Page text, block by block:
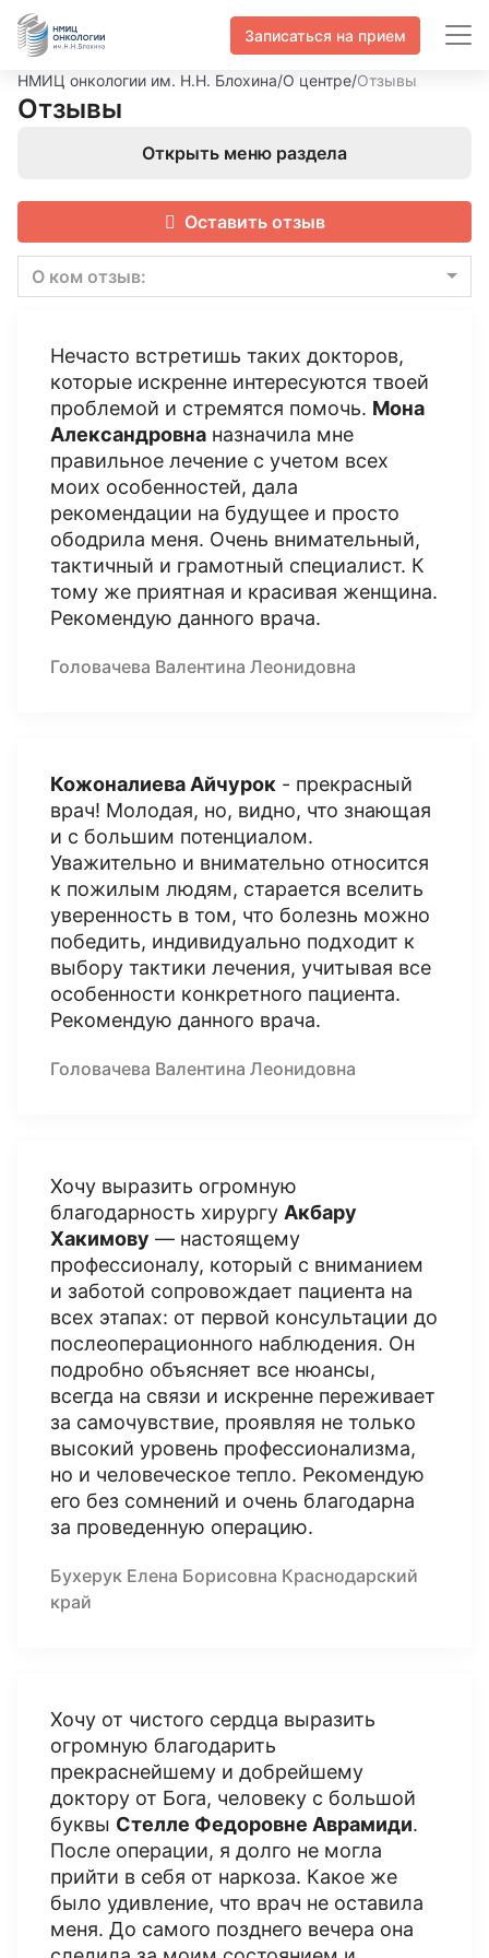
Записаться на прием
НМИЦ онкологии им. Н.Н. Блохина/О центре/Отзывы
Отзывы
Открыть меню раздела
Оставить отзыв
О ком отзыв:
Нечасто встретишь таких докторов,
которые искренне интересуются твоей
проблемой и стремятся помочь. Мона
Александровна назначила мне
правильное лечение с учетом всех
моих особенностей, дала
рекомендации на будущее и просто
ободрила меня. Очень внимательный,
тактичный и грамотный специалист. К
тому же приятная и красивая женщина.
Рекомендую данного врача.
Головачева Валентина Леонидовна
Кожоналиева Айчурок - прекрасный
врач! Молодая, но, видно, что знающая
и с большим потенциалом.
Уважительно и внимательно относится
к пожилым людям, старается вселить
уверенность в том, что болезнь можно
победить, индивидуально подходит к
выбору тактики лечения, учитывая все
особенности конкретного пациента.
Рекомендую данного врача.
Головачева Валентина Леонидовна
Хочу выразить огромную
благодарность хирургу Акбару
Хакимову — настоящему
профессионалу, который с вниманием
и заботой сопровождает пациента на
всех этапах: от первой консультации до
послеоперационного наблюдения. Он
подробно объясняет все нюансы,
всегда на связи и искренне переживает
за самочувствие, проявляя не только
высокий уровень профессионализма,
но и человеческое тепло. Рекомендую
его без сомнений и очень благодарна
за проведенную операцию.
Бухерук Елена Борисовна Краснодарский
край
Хочу от чистого сердца выразить
огромную благодарить
прекраснейшему и добрейшему
доктору от Бога, человеку с большой
буквы Стелле Федоровне Аврамиди.
После операции, я долго не могла
прийти в себя от наркоза. Какое же
было удивление, что врач не оставила
меня. До самого позднего вечера она